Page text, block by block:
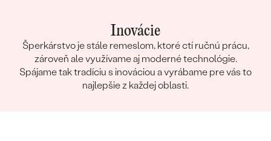
Inovácie
Šperkárstvo je stále remeslom, ktoré ctí ručnú prácu,
zároveň ale využívame aj moderné technológie.
Spájame tak tradíciu s inováciou a vyrábame pre vás to
najlepšie z každej oblasti.